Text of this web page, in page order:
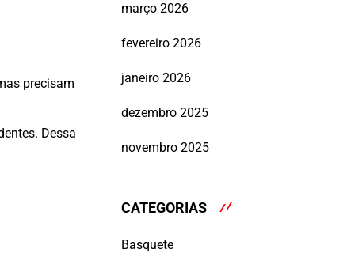
precisam
Dessa
março 2026
fevereiro 2026
janeiro 2026
dezembro 2025
novembro 2025
CATEGORIAS
Basquete